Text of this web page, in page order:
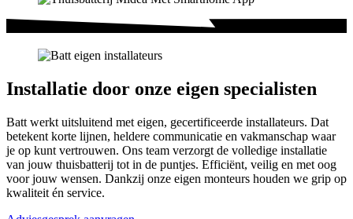
Installatie door onze eigen specialisten
Batt werkt uitsluitend met eigen, gecertificeerde installateurs. Dat
betekent korte lijnen, heldere communicatie en vakmanschap waar
je op kunt vertrouwen. Ons team verzorgt de volledige installatie
van jouw thuisbatterij tot in de puntjes. Efficiënt, veilig en met oog
voor jouw wensen. Dankzij onze eigen monteurs houden we grip op
kwaliteit én service.